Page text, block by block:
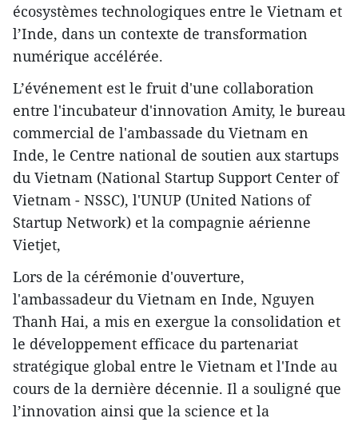
écosystèmes technologiques entre le Vietnam et
l’Inde, dans un contexte de transformation
numérique accélérée.
L’événement est le fruit d'une collaboration
entre l'incubateur d'innovation Amity, le bureau
commercial de l'ambassade du Vietnam en
Inde, le Centre national de soutien aux startups
du Vietnam (National Startup Support Center of
Vietnam - NSSC), l'UNUP (United Nations of
Startup Network) et la compagnie aérienne
Vietjet,
Lors de la cérémonie d'ouverture,
l'ambassadeur du Vietnam en Inde, Nguyen
Thanh Hai, a mis en exergue la consolidation et
le développement efficace du partenariat
stratégique global entre le Vietnam et l'Inde au
cours de la dernière décennie. Il a souligné que
l’innovation ainsi que la science et la